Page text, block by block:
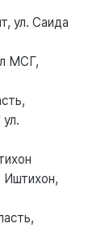
ул. Саида
МСГ,
Иштихон,